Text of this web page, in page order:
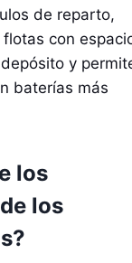
de reparto,
con
y
baterías más
los
los